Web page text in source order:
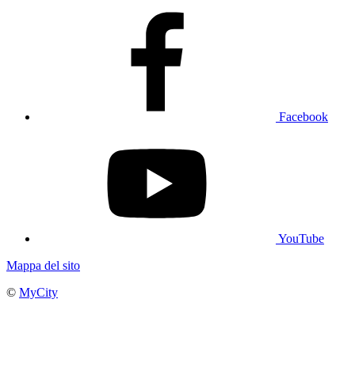
Facebook
YouTube
Mappa del sito
© MyCity